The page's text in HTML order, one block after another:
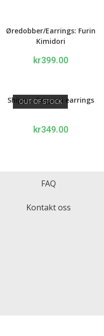
Øredobber/Earrings: Furin
Kimidori
kr399.00
OUT OF STOCK
Shippo: Origami earrings
kr349.00
FAQ
Kontakt oss